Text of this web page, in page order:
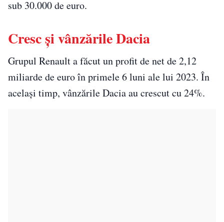
sub 30.000 de euro.
Cresc și vânzările Dacia
Grupul Renault a făcut un profit de net de 2,12
miliarde de euro în primele 6 luni ale lui 2023. În
același timp, vânzările Dacia au crescut cu 24%.